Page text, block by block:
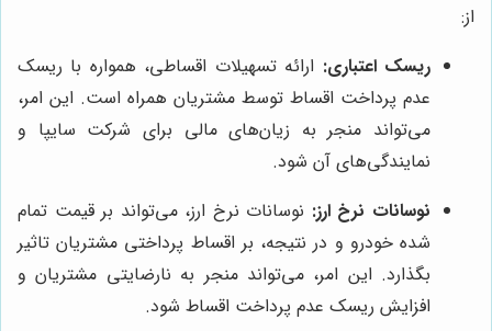
از:
ریسک اعتباری: ارائه تسهیلات اقساطی، همواره با ریسک
عدم پرداخت اقساط توسط مشتریان همراه است. این امر،
می‌تواند منجر به زیان‌های مالی برای شرکت سایپا و
نمایندگی‌های آن شود.
نوسانات نرخ ارز: نوسانات نرخ ارز، می‌تواند بر قیمت تمام
شده خودرو و در نتیجه، بر اقساط پرداختی مشتریان تاثیر
بگذارد. این امر، می‌تواند منجر به نارضایتی مشتریان و
افزایش ریسک عدم پرداخت اقساط شود.